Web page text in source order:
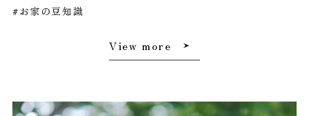
#お家の豆知識
View more